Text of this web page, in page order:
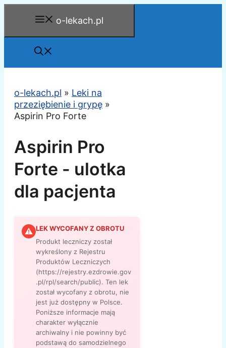
o-lekach.pl
o-lekach.pl » Leki na
przeziębienie i grypę »
Aspirin Pro Forte
Aspirin Pro
Forte - ulotka
dla pacjenta
⚠ LEK WYCOFANY Z OBROTU
Produkt leczniczy został
wykreślony z Rejestru
Produktów Leczniczych
(https://rejestry.ezdrowie.gov
.pl/rpl/search/public). Ten lek
został wycofany z obrotu, nie
jest już dostępny w Polsce.
Poniższe informacje mają
charakter wyłącznie
archiwalny i nie powinny być
podstawą do samodzielnego